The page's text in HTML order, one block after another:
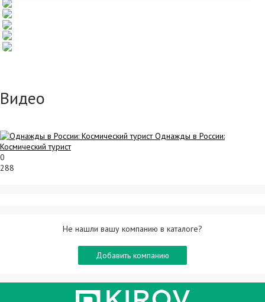
Видео
Однажды в России:
Космический турист
0
288
Не нашли вашу компанию в каталоге?
Добавить компанию